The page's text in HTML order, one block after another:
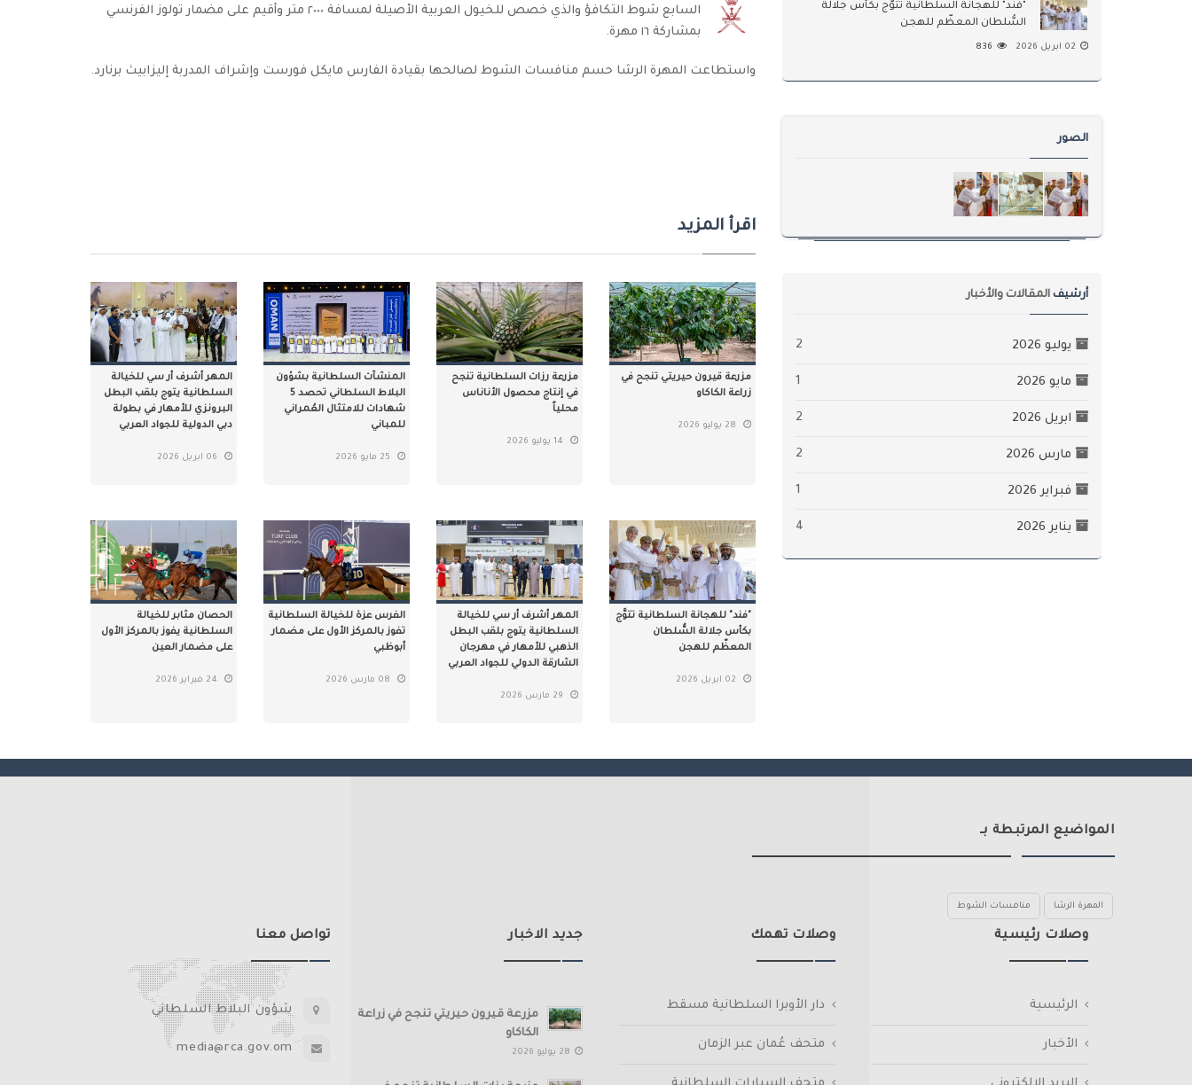
السابع شوط التكافؤ والذي خصص للخيول العربية الأصيلة لمسافة ٢٠٠٠ متر وأقيم على مضمار تولوز الفرنسي
بمشاركة ١٦ مهرة.
واستطاعت المهرة الرشا حسم منافسات الشوط لصالحها بقيادة الفارس مايكل فورست وإشراف المدربة إليزابيث برنارد.
اقرأ المزيد
مزرعة قيرون حيريتي تنجح في
زراعة الكاكاو
28 يوليو 2026
مزرعة رزات السلطانية تنجح
في إنتاج محصول الأناناس
محلياً
14 يوليو 2026
المنشآت السلطانية بشؤون
البلاط السلطاني تحصد 5
شهادات للامتثال العُمراني
للمباني
25 مايو 2026
المهر أشرف أر سي للخيالة
السلطانية يتوج بلقب البطل
البرونزي للأمهار في بطولة
دبي الدولية للجواد العربي
06 ابريل 2026
"فند" للهجانة السلطانية تتوَّج
بكأس جلالة السُّلطان
المعظّم للهجن
02 ابريل 2026
المهر أشرف أر سي للخيالة
السلطانية يتوج بلقب البطل
الذهبي للأمهار في مهرجان
الشارقة الدولي للجواد العربي
29 مارس 2026
الفرس عزة للخيالة السلطانية
تفوز بالمركز الأول على مضمار
أبوظبي
08 مارس 2026
الحصان مثابر للخيالة
السلطانية يفوز بالمركز الأول
على مضمار العين
24 فبراير 2026
"فند" للهجانة السلطانية تتوَّج بكأس جلالة
السُّلطان المعظّم للهجن
02 ابريل 2026 836
الصور
أرشيف المقالات والأخبار
يوليو 2026 2
مايو 2026 1
ابريل 2026 2
مارس 2026 2
فبراير 2026 1
يناير 2026 4
المواضيع المرتبطة بـ
المهرة الرشا منافسات الشوط
وصلات رئيسية
الرئيسية
الأخبار
وصلات تهمك
دار الأوبرا السلطانية مسقط
متحف عُمان عبر الزمان
جديد الاخبار
مزرعة قيرون حيريتي تنجح في زراعة
الكاكاو
28 يوليو 2026
تواصل معنا
شؤون البلاط السلطاني
media@rca.gov.om